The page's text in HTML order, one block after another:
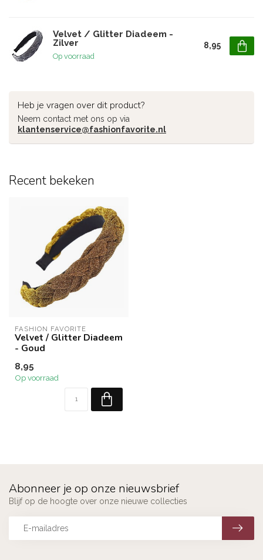
Velvet / Glitter Diadeem -
Zilver
Op voorraad
8,95
Heb je vragen over dit product?
Neem contact met ons op via
klantenservice@fashionfavorite.nl
Recent bekeken
FASHION FAVORITE
Velvet / Glitter Diadeem
- Goud
8,95
Op voorraad
Abonneer je op onze nieuwsbrief
Blijf op de hoogte over onze nieuwe collecties